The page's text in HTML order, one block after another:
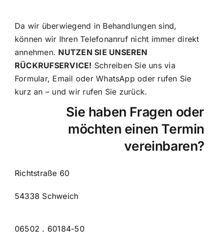
Info
Da wir überwiegend in Behandlungen sind,
können wir Ihren Telefonanruf nicht immer direkt
annehmen. NUTZEN SIE UNSEREN
RÜCKRUFSERVICE! Schreiben Sie uns via
Formular, Email oder WhatsApp oder rufen Sie
kurz an – und wir rufen Sie zurück.
Sie haben Fragen oder
möchten einen Termin
vereinbaren?
Richtstraße 60
54338 Schweich
06502 . 60184-50